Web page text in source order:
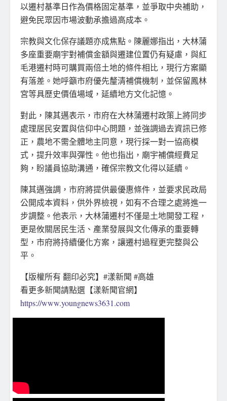
以遷村基準日作為價格固定基準，並爭取中央補助，
避免民眾因市場波動承擔過高成本。
宗教與文化保存議題亦成焦點。陳麗娜指出，大林蒲
多座重要廟宇對補償金額與遷建位置仍有疑慮，與紅
毛港遷村時可購買兩倍土地的條件相比，現行方案顯
有落差。她呼籲市府優先釐清補償機制，並保留鳳林
宮等具歷史價值場域，延續地方文化記憶。
對此，陳其邁表示，市府在大林蒲遷村政策上將同步
處理居民安置與信仰中心問題，並強調過去資訊已修
正，農地不需全體地主同意，現行採一對一協商模
式，提升效率與彈性。他也指出，廟宇補償經費足
夠，盼議員協助溝通，確保宗教文化得以延續。
陳其邁強調，市府將提供最優惠條件，並要求民政局
公開成本資料，供外界檢視，如有不合理之處將進一
步調整。他表示，大林蒲遷村不僅是土地開發工程，
更是攸關居民生活、產業發展與文化傳承的重要轉
型，市府將持續優化方案，讓遷村過程更完整與公
平。
【版權所有 翻印必究】#漾新聞 #高雄
看更多新聞請點選【漾新聞官網】
https://www.youngnews3631.com